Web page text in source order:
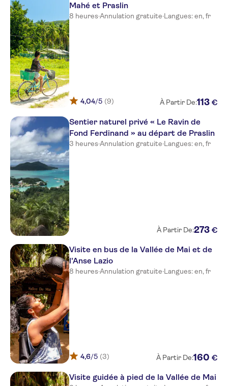
Mahé et Praslin
8 heures·Annulation gratuite·Langues: en, fr
4,04/5 (9) À Partir De:113 €
Sentier naturel privé « Le Ravin de
Fond Ferdinand » au départ de Praslin
3 heures·Annulation gratuite·Langues: en, fr
À Partir De:273 €
Visite en bus de la Vallée de Mai et de
l'Anse Lazio
8 heures·Annulation gratuite·Langues: en, fr
4,6/5 (3) À Partir De:160 €
Visite guidée à pied de la Vallée de Mai